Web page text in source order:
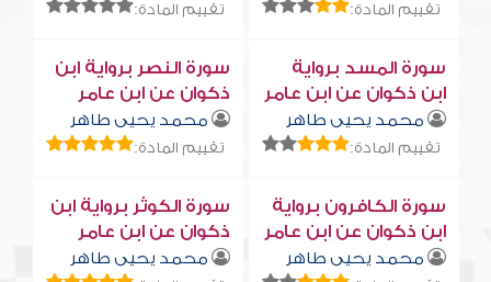
تقييم المادة: تقييم المادة:
سورة المسد برواية
ابن ذكوان عن ابن عامر
محمد يحيى طاهر
تقييم المادة:
سورة النصر برواية ابن
ذكوان عن ابن عامر
محمد يحيى طاهر
تقييم المادة:
سورة الكافرون برواية
ابن ذكوان عن ابن عامر
محمد يحيى طاهر
سورة الكوثر برواية ابن
ذكوان عن ابن عامر
محمد يحيى طاهر